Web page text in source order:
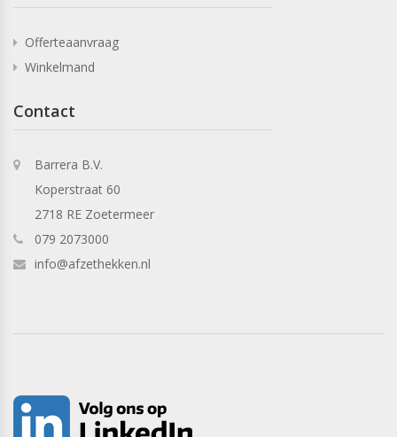
Offerteaanvraag
Winkelmand
Contact
Barrera B.V.
Koperstraat 60
2718 RE Zoetermeer
079 2073000
info@afzethekken.nl